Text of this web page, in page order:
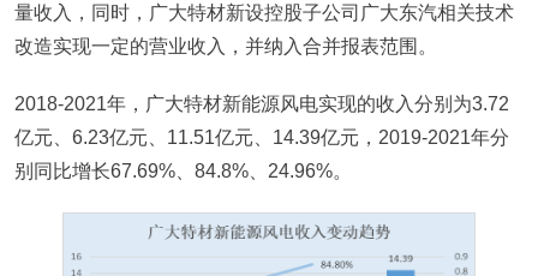
量收入，同时，广大特材新设控股子公司广大东汽相关技术
改造实现一定的营业收入，并纳入合并报表范围。
2018-2021年，广大特材新能源风电实现的收入分别为3.72
亿元、6.23亿元、11.51亿元、14.39亿元，2019-2021年分
别同比增长67.69%、84.8%、24.96%。